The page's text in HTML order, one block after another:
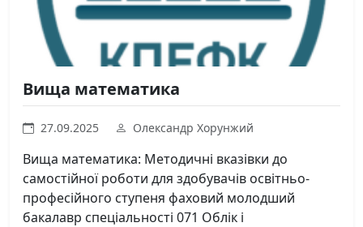
Вища математика
27.09.2025 Олександр Хорунжий
Вища математика: Методичні вказівки до
самостійної роботи для здобувачів освітньо-
професійного ступеня фаховий молодший
бакалавр спеціальності 071 Облік і